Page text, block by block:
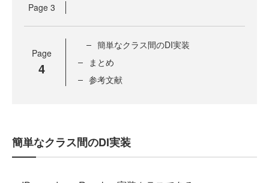
Page 3
Page
4
簡単なクラス間のDI実装
まとめ
参考文献
簡単なクラス間のDI実装